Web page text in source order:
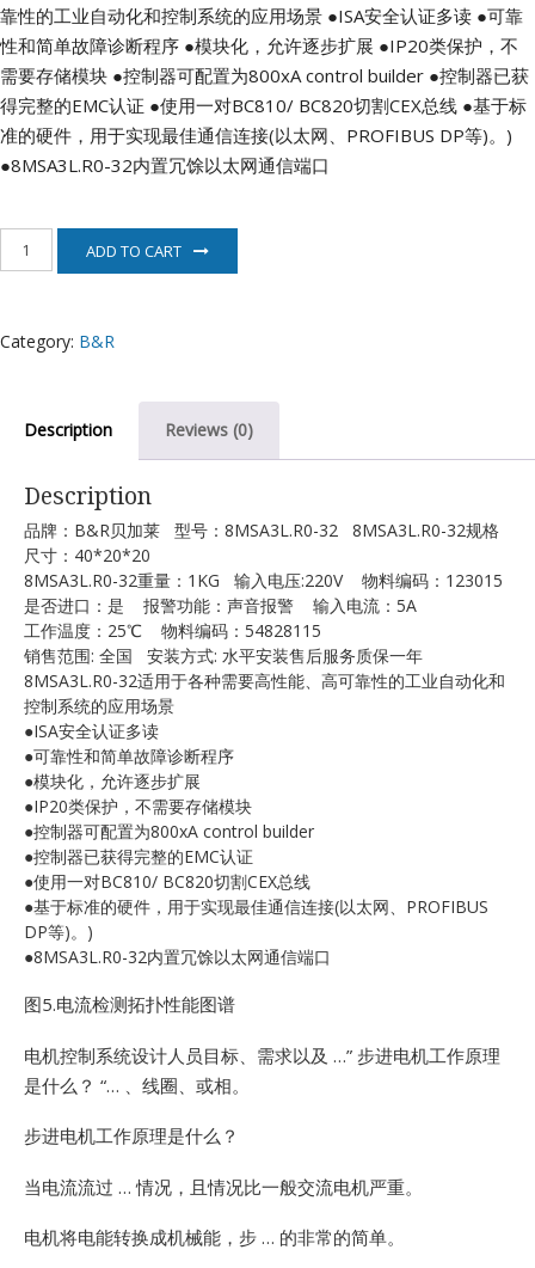
靠性的工业自动化和控制系统的应用场景 ●ISA安全认证多读 ●可靠
性和简单故障诊断程序 ●模块化，允许逐步扩展 ●IP20类保护，不
需要存储模块 ●控制器可配置为800xA control builder ●控制器已获
得完整的EMC认证 ●使用一对BC810/ BC820切割CEX总线 ●基于标
准的硬件，用于实现最佳通信连接(以太网、PROFIBUS DP等)。)
●8MSA3L.R0-32内置冗馀以太网通信端口
B&R
ADD TO CART
Category: B&R
Description Reviews (0)
Description
品牌：B&R贝加莱 型号：8MSA3L.R0-32 8MSA3L.R0-32规格
尺寸：40*20*20
8MSA3L.R0-32重量：1KG 输入电压:220V 物料编码：123015
是否进口：是 报警功能：声音报警 输入电流：5A
工作温度：25℃ 物料编码：54828115
销售范围: 全国 安装方式: 水平安装售后服务质保一年
8MSA3L.R0-32适用于各种需要高性能、高可靠性的工业自动化和
控制系统的应用场景
●ISA安全认证多读
●可靠性和简单故障诊断程序
●模块化，允许逐步扩展
●IP20类保护，不需要存储模块
●控制器可配置为800xA control builder
●控制器已获得完整的EMC认证
●使用一对BC810/ BC820切割CEX总线
●基于标准的硬件，用于实现最佳通信连接(以太网、PROFIBUS
DP等)。)
●8MSA3L.R0-32内置冗馀以太网通信端口
图5.电流检测拓扑性能图谱
电机控制系统设计人员目标、需求以及 …” 步进电机工作原理
是什么？ “… 、线圈、或相。
步进电机工作原理是什么？
当电流流过 … 情况，且情况比一般交流电机严重。
电机将电能转换成机械能，步 … 的非常的简单。